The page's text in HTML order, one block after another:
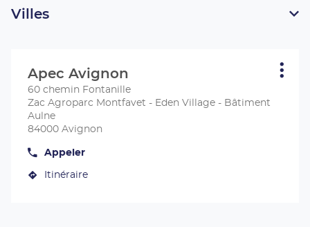
Apec
Villes
touche
ENTRÉE
pour
obtenir
amples
Centre
:
Apec Avignon
60 chemin Fontanille
Zac Agroparc Montfavet - Eden Village - Bâtiment
Aulne
84000 Avignon
Appeler
Afficher
numéroItinéraire
jusqu'au
Plus